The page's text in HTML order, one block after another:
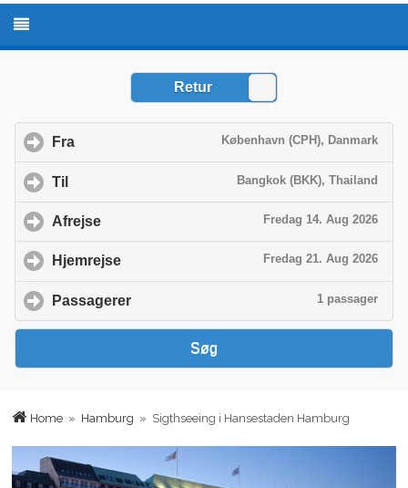
Home » Hamburg » Sigthseeing i Hansestaden Hamburg